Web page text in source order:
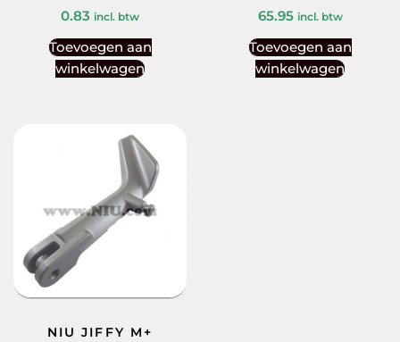
0.83 incl. btw
Toevoegen aan
winkelwagen
65.95 incl. btw
Toevoegen aan
winkelwagen
NIU JIFFY M+